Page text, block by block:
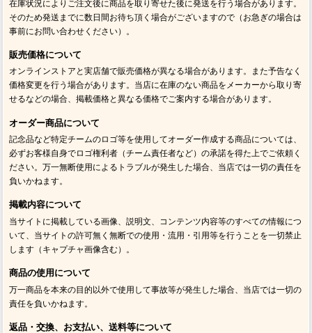
在庫状況によりご注文後に商品を取り寄せた後に発送を行う場合があります。
そのため発送までに数日間お待ち頂く場合がございますので（お急ぎの場合は
事前にお問い合わせください）。
販売価格について
オンラインストアと実店舗で販売価格が異なる場合があります。また予告なく
価格変更を行う場合があります。当店に在庫のない商品をメーカーから取り寄
せるなどの場合、掲載価格と異なる価格でご案内する場合があります。
オーダー商品について
記念品など特定チームのロゴ等を使用してオーダー作成する商品については、
必ずお客様自身でロゴ権利者（チーム責任者など）の承諾を得た上でご依頼く
ださい。万一無断使用によるトラブルが発生した場合、当店では一切の責任を
負いかねます。
掲載内容について
当サイトに掲載している画像、説明文、コンテンツ内容等のすべての情報につ
いて、当サイトの許可無く無断での使用・流用・引用等を行うことを一切禁止
します（キャプチャ画像含む）。
商品の使用について
万一商品を本来の目的以外で使用して事故等が発生した場合、当店では一切の
責任を負いかねます。
返品・交換、お支払い、送料等について